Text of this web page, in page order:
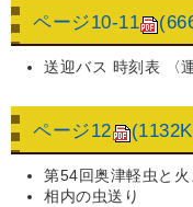
ページ10-11
送迎バス 時刻表 〈
ページ12
第54回奥津軽虫と火
相内の虫送り